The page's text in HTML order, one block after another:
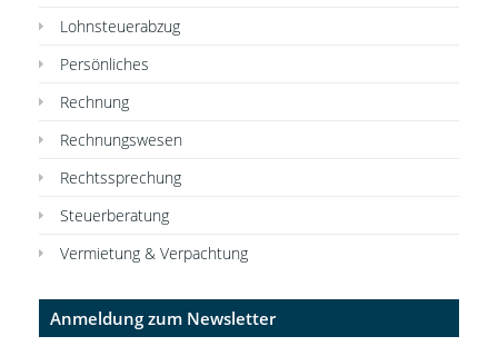
Lohnsteuerabzug
Persönliches
Rechnung
Rechnungswesen
Rechtssprechung
Steuerberatung
Vermietung & Verpachtung
Anmeldung zum Newsletter